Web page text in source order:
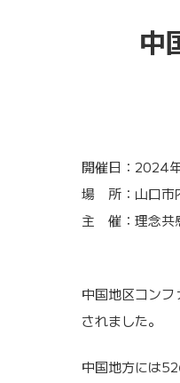
中
開催日：2024
場 所：山口市
主 催：理念共
中国地区コン
されました。
中国地方には